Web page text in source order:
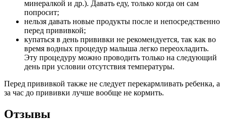
минералкой и др.). Давать еду, только когда он сам
попросит;
нельзя давать новые продукты после и непосредственно
перед прививкой;
купаться в день прививки не рекомендуется, так как во
время водных процедур малыша легко переохладить.
Эту процедуру можно проводить только на следующий
день при условии отсутствия температуры.
Перед прививкой также не следует перекармливать ребенка, а
за час до прививки лучше вообще не кормить.
Отзывы